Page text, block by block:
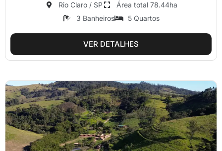
Rio Claro / SP
Área total 78.44ha
3 Banheiros
5 Quartos
VER DETALHES